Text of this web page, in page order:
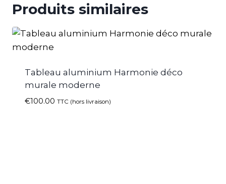
Produits similaires
Tableau aluminium Harmonie déco
murale moderne
€100.00 TTC (hors livraison)